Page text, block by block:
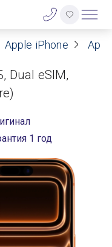
Apple iPhone
Dual eSIM,
1 год